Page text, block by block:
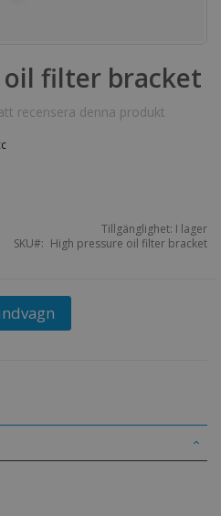
oil filter bracket
recensera denna produkt
Tillgänglighet: I lager
SKU
High pressure oil filter bracket